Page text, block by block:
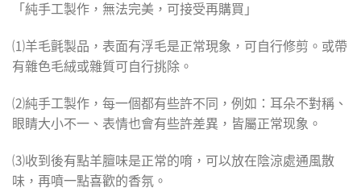
「純手工製作，無法完美，可接受再購買」
⑴羊毛氈製品，表面有浮毛是正常現象，可自行修剪。或帶
有雜色毛絨或雜質可自行挑除。
⑵純手工製作，每一個都有些許不同，例如：耳朵不對稱、
眼睛大小不一、表情也會有些許差異，皆屬正常现象。
⑶收到後有點羊膻味是正常的唷，可以放在陰涼處通風散
味，再噴一點喜歡的香氛。